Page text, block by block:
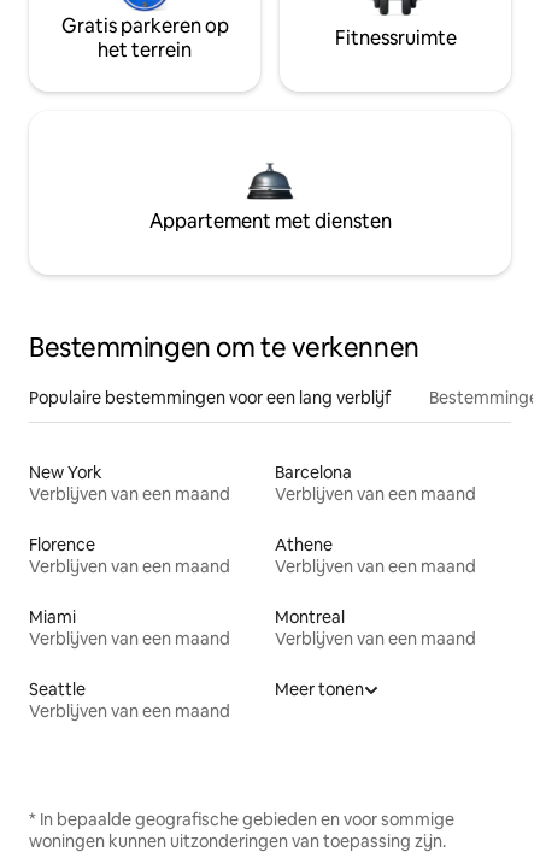
Gratis parkeren op
het terrein
Fitnessruimte
Appartement met diensten
Bestemmingen om te verkennen
Populaire bestemmingen voor een lang verblijf
New York
Verblijven van een maand
Barcelona
Verblijven van een maand
Florence
Verblijven van een maand
Athene
Verblijven van een maand
Miami
Verblijven van een maand
Montreal
Verblijven van een maand
Seattle
Verblijven van een maand
Meer tonen
* In bepaalde geografische gebieden en voor sommige
woningen kunnen uitzonderingen van toepassing zijn.